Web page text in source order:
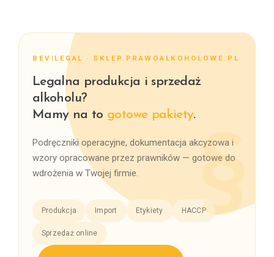
BEV|LEGAL · SKLEP.PRAWOALKOHOLOWE.PL
Legalna produkcja i sprzedaż
alkoholu?
Mamy na to gotowe pakiety.
Podręczniki operacyjne, dokumentacja akcyzowa i
wzory opracowane przez prawników — gotowe do
wdrożenia w Twojej firmie.
Produkcja Import Etykiety HACCP
Sprzedaż online